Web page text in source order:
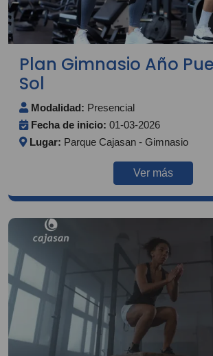
Plan Gimnasio Año
Sol
Modalidad: Presencial
Fecha de inicio: 01-03-2026
Lugar: Parque Cajasan - Gimnasio
Ver más